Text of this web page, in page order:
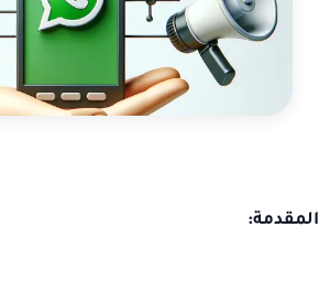
المقدمة: